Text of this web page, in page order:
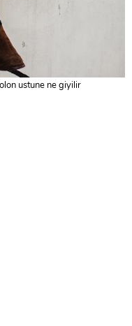
ustune ne giyilir